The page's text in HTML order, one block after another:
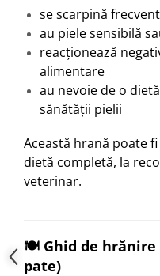
se scarpină
au piele sensibilă
reacționează
alimentare
au nevoie de o
sănătății pielii
Această hrană poate
dietă completă, la
veterinar.
🍽️ Ghid de hrănire
pate)